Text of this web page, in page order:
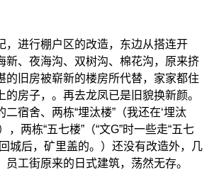
进行棚户区的改造，东边从搭连开
新、夜海沟、双树沟、棉花沟，原来挤
的旧房被崭新的楼房所代替，家家都住
的房子，。再去龙凤已是旧貌换新颜。
二宿舍、两栋“埋汰楼”（我还在‘埋汰
，两栋“五七楼”（“文G”时一些走“五七
城后，矿里盖的。）还没有改造外，几
员工街原来的日式建筑，荡然无存。